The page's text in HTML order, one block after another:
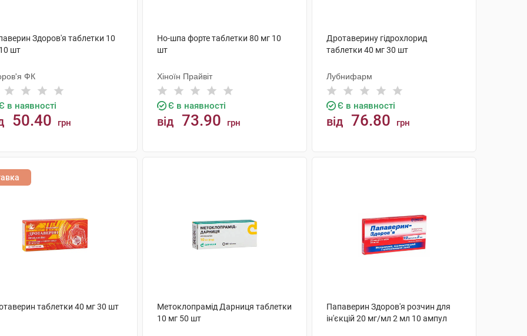
Здоров'я таблетки 10
шт
ФК
в наявності
50.40 грн
Но-шпа форте таблетки 80 мг 10
шт
Хіноїн Прайвіт
Є в наявності
від 73.90 грн
Дротаверину гідрохлорид
таблетки 40 мг 30 шт
Лубнифарм
Є в наявності
від 76.80 грн
таблетки 40 мг 30 шт
Метоклопрамід Дарниця таблетки
10 мг 50 шт
Папаверин Здоров'я розчин для
ін'єкцій 20 мг/мл 2 мл 10 ампул